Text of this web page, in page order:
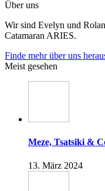
Über uns
Wir sind Evelyn und
Catamaran ARIES.
Finde mehr über uns
Meist gesehen
Meze, Tsatsiki &
13. März 2024